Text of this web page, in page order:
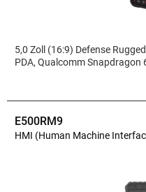
5,0 Zoll (16:9) Defense Rugged
PDA, Qualcomm Snapdragon
E500RM9
HMI (Human Machine